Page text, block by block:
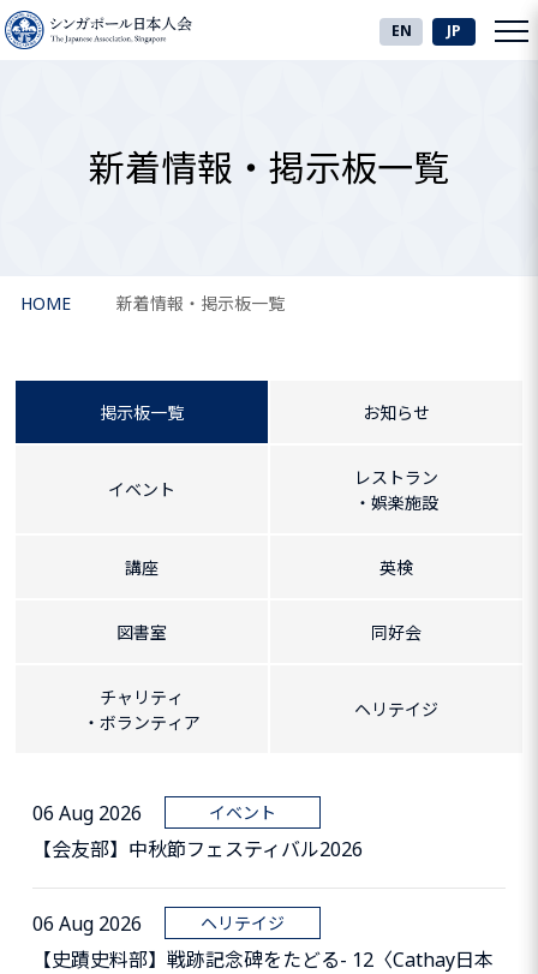
EN JP
新着情報・掲示板一覧
HOME 新着情報・掲示板一覧
掲示板一覧 お知らせ
イベント
レストラン
・娯楽施設
講座 英検
図書室 同好会
チャリティ
・ボランティア
ヘリテイジ
06 Aug 2026 イベント
【会友部】中秋節フェスティバル2026
06 Aug 2026 ヘリテイジ
【史蹟史料部】戦跡記念碑をたどる- 12〈Cathay日本